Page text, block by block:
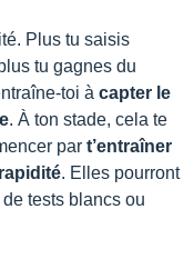
Plus tu saisis
tu gagnes du
toi à capter le
. À ton stade, cela te
par t’entraîner
. Elles pourront
tests blancs ou